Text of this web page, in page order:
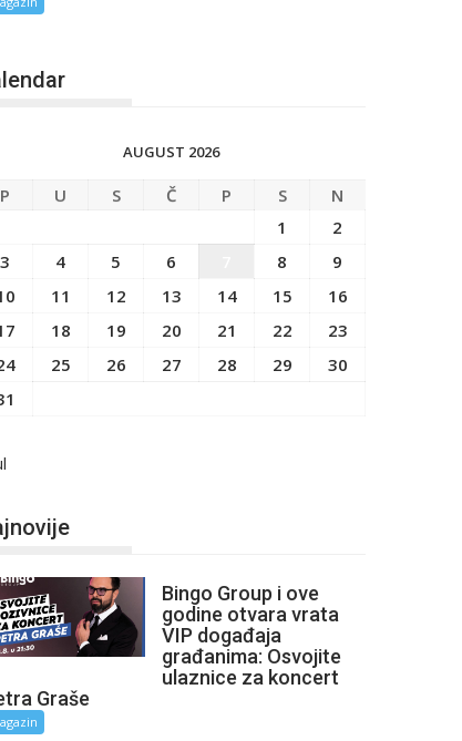
AUGUST 2026
P U S Č P S
N
1
2
3
4 5 6 8
9
11 12 13 14 15
16
18 19 20 21 22
23
25 26 27 28 29
30
Bingo Group i ove
godine otvara vrata
VIP događaja
građanima: Osvojite
ulaznice za koncert
Graše